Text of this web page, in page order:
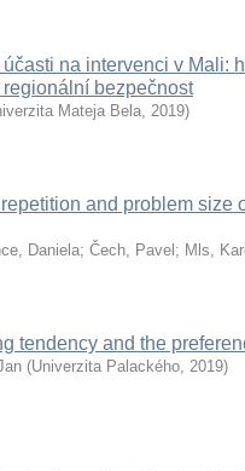
na intervenci v Mali:
bezpečnost
Mateja Bela, 2019)
and problem size
Daniela; Čech, Pavel ; Mls,
tendency and the
(Univerzita Palackého, 2019)